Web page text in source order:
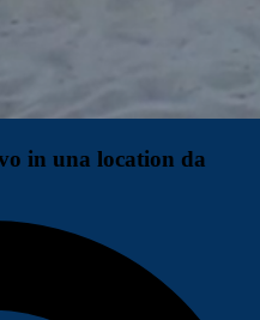
in una location da